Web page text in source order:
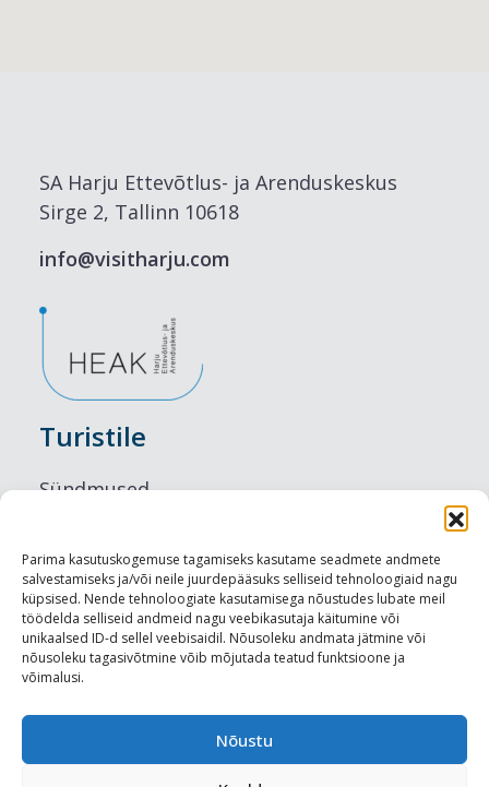
Parima kasutuskogemuse tagamiseks kasutame seadmete andmete
salvestamiseks ja/või neile juurdepääsuks selliseid tehnoloogiaid nagu
küpsised. Nende tehnoloogiate kasutamisega nõustudes lubate meil
töödelda selliseid andmeid nagu veebikasutaja käitumine või
unikaalsed ID-d sellel veebisaidil. Nõusoleku andmata jätmine või
nõusoleku tagasivõtmine võib mõjutada teatud funktsioone ja
võimalusi.
Nõustu
SA Harju Ettevõtlus- ja Arenduskeskus
Sirge 2, Tallinn 10618
info@visitharju.com
Turistile
Sündmused
Maitseelamused
Vaatamisväärsused
Visit Tallinn
Turismiprofessionaalile